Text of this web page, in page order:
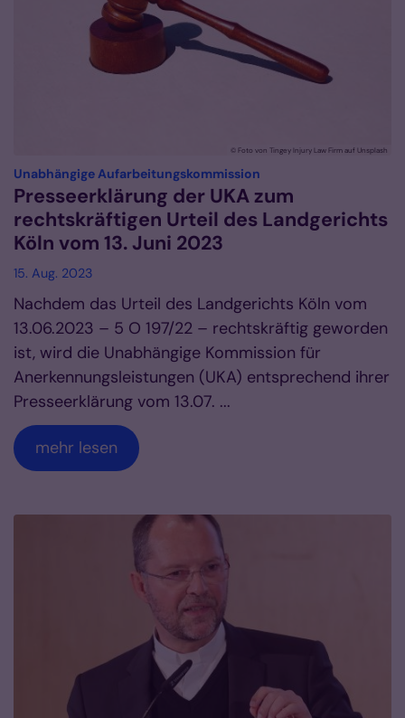
© Foto von Tingey Injury Law Firm auf Unsplash
Unabhängige Aufarbeitungskommission
Presseerklärung der UKA zum
rechtskräftigen Urteil des Landgerichts
Köln vom 13. Juni 2023
15. Aug. 2023
Nachdem das Urteil des Landgerichts Köln vom
13.06.2023 – 5 O 197/22 – rechtskräftig geworden
ist, wird die Unabhängige Kommission für
Anerkennungsleistungen (UKA) entsprechend ihrer
Presseerklärung vom 13.07. ...
mehr lesen